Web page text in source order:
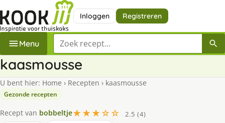
Inloggen Registreren
Menu Zoek een recept
kaasmousse
U bent hier: Home › Recepten › kaasmousse
Gezonde recepten
Recept van bobbeltje★★★☆☆
2.5 (4)